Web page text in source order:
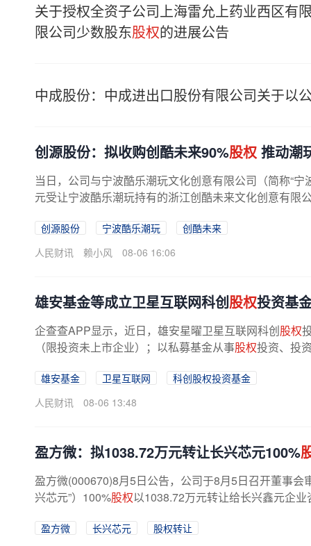
关于授权全资子公司上海雷允上药业西区有
限公司少数股东股权的进展公告
中成股份：中成进出口股份有限公司关于以
创源股份：拟收购创酷未来90%股权 推动潮
当日，公司与宁波酷乐潮玩文化创意有限公司（简称“
元受让宁波酷乐潮玩持有的浙江创酷未来文化创意有限
创源股份 宁波酷乐潮玩
创酷未来
人民财讯
赖小风 08-06 16:06
雄安基金等成立卫星互联网科创股权投资基
企查查APP显示，近日，雄安星曜卫星互联网科创股权
（限投资未上市企业）；以私募基金从事股权投资、投
雄安基金 卫星互联网
科创股权投资基金
人民财讯
08-06 13:48
盈方微：拟1038.72万元转让长兴芯元100%
盈方微(000670)8月5日公告，公司于8月5日召开董事
兴芯元”）100%股权以1038.72万元转让给长兴鑫元企
盈方微 长兴芯元
股权转让